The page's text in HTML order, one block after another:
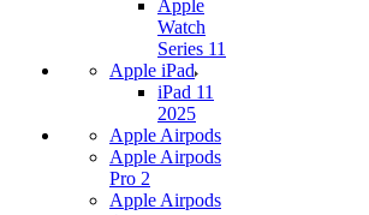
Apple
Watch
Series 11
Apple iPad
iPad 11
2025
Apple Airpods
Apple Airpods
Pro 2
Apple Airpods